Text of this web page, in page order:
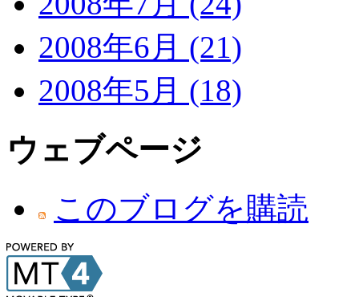
2008年6月 (21)
2008年5月 (18)
ウェブページ
このブログを購読